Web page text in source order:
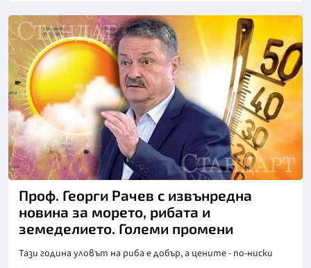
Проф. Георги Рачев с извънредна
новина за морето, рибата и
земеделието. Големи промени
Тази година уловът на риба е добър, а цените - по-ниски